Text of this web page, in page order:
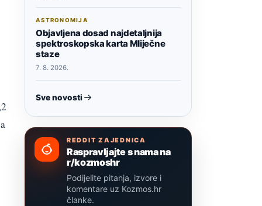
ASTRONOMIJA
Objavljena dosad najdetaljnija
spektroskopska karta Mliječne
staze
7. 8. 2026.
Sve novosti
REDDIT ZAJEDNICA
Raspravljajte s nama na
r/kozmoshr
Podijelite pitanja, izvore i
komentare uz Kozmos.hr
članke.